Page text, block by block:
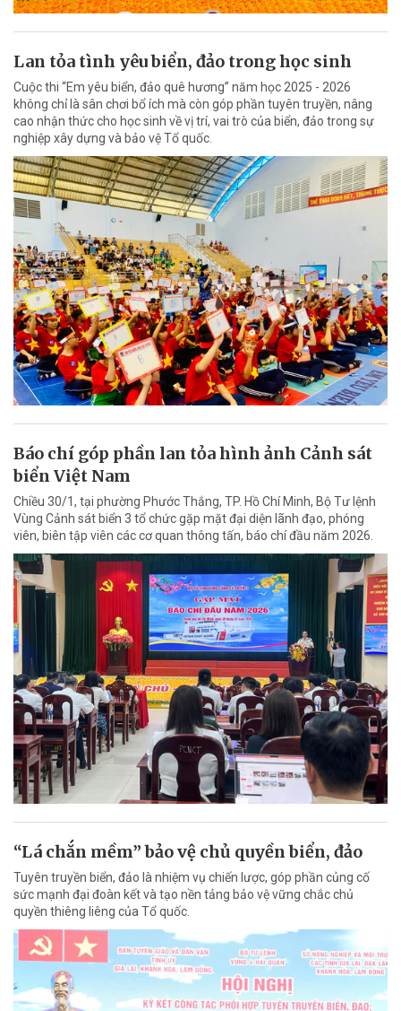
Lan tỏa tình yêu biển, đảo trong học sinh
Cuộc thi “Em yêu biển, đảo quê hương” năm học 2025 - 2026
không chỉ là sân chơi bổ ích mà còn góp phần tuyên truyền, nâng
cao nhận thức cho học sinh về vị trí, vai trò của biển, đảo trong sự
nghiệp xây dựng và bảo vệ Tổ quốc.
Báo chí góp phần lan tỏa hình ảnh Cảnh sát
biển Việt Nam
Chiều 30/1, tại phường Phước Thắng, TP. Hồ Chí Minh, Bộ Tư lệnh
Vùng Cảnh sát biển 3 tổ chức gặp mặt đại diện lãnh đạo, phóng
viên, biên tập viên các cơ quan thông tấn, báo chí đầu năm 2026.
“Lá chắn mềm” bảo vệ chủ quyền biển, đảo
Tuyên truyền biển, đảo là nhiệm vụ chiến lược, góp phần củng cố
sức mạnh đại đoàn kết và tạo nền tảng bảo vệ vững chắc chủ
quyền thiêng liêng của Tổ quốc.